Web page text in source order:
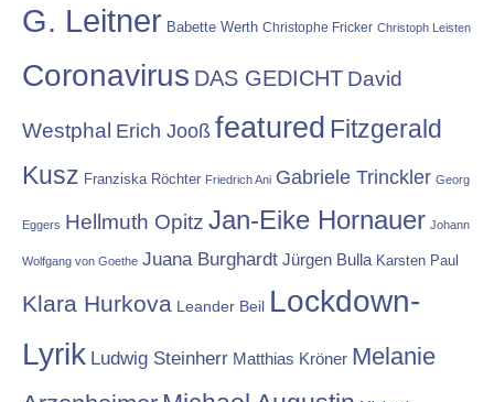
G. Leitner Babette Werth Christophe Fricker Christoph Leisten
Coronavirus DAS GEDICHT David
Westphal Erich Jooß featured Fitzgerald
Kusz Franziska Röchter Friedrich Ani Gabriele Trinckler Georg
Eggers Hellmuth Opitz Jan-Eike Hornauer Johann
Wolfgang von Goethe Juana Burghardt Jürgen Bulla Karsten Paul
Klara Hurkova Leander Beil Lockdown-
Lyrik Ludwig Steinherr Matthias Kröner Melanie